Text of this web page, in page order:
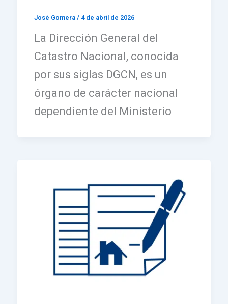
José Gomera / 4 de abril de 2026
La Dirección General del
Catastro Nacional, conocida
por sus siglas DGCN, es un
órgano de carácter nacional
dependiente del Ministerio